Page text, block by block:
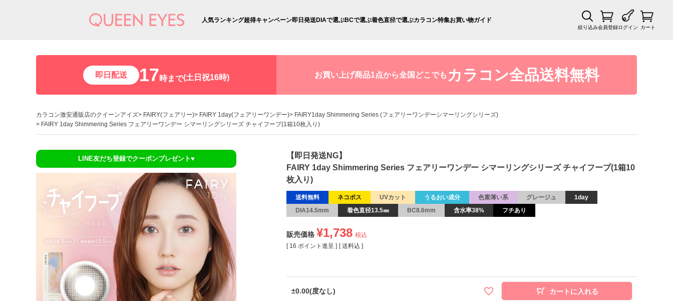
人気ランキング超得キャンペーン即日発送DIAで選ぶBCで選ぶ着色直径で選ぶカラコン特集お買い物ガイド
絞り込み会員登録ログイン カート
即日配送 17時まで(土日祝16時) お買い上げ商品1点から全国どこでも カラコン全品送料無料
カラコン激安通販店のクイーンアイズ FAIRY(フェアリー) FAIRY 1day(フェアリーワンデー)
FAIRY1day Shimmering Series (フェアリーワンデーシマーリングシリーズ)
FAIRY 1day Shimmering Series フェアリーワンデー シマーリングシリーズ チャイフープ(1箱10枚入り)
LINE友だち登録でクーポンプレゼント♥
【即日発送NG】
FAIRY 1day Shimmering Series フェアリーワンデー シマーリングシリーズ チャイフープ(1箱10
枚入り)
送料無料 ネコポス UVカット うるおい成分 色素薄い系 グレージュ
1day
DIA14.5mm
着色直径13.5㎜ BC8.6mm 含水率38% フチあり
販売価格 ¥1,738 税込
[ 16 ポイント進呈 ] 送料込
±0.00(度なし) カートに入れる